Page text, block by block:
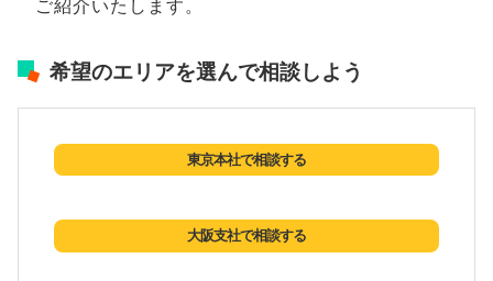
ご紹介いたします。
希望のエリアを選んで相談しよう
東京本社で相談する
大阪支社で相談する